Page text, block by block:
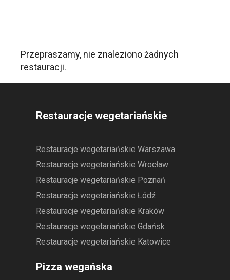
Przepraszamy, nie znaleziono żadnych
restauracji.
Restauracje wegetariańskie
Restauracje wegetariańskie Warszawa
Restauracje wegetariańskie Wrocław
Restauracje wegetariańskie Poznań
Restauracje wegetariańskie Łódź
Restauracje wegetariańskie Kraków
Restauracje wegetariańskie Gdańsk
Restauracje wegetariańskie Katowice
Pizza wegańska